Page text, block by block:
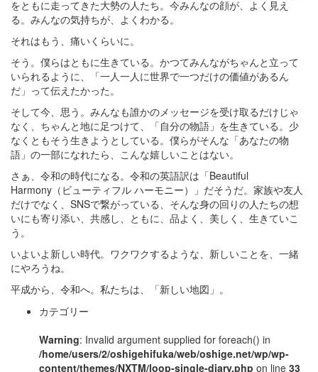
をともに走ってきた大勢の人たち。今みんなの顔が、よく見え
る。みんなの気持ちが、よくわかる。
それはもう、痛いくらいに。
そう。僕らはともに生きている。かつてみんながちゃんと立って
いられるように、「一人一人に世界で一つだけの価値があるん
だ」って伝えたかった。
そして今、思う。みんなも誰かのメッセージを受け取るだけじゃ
なく、ちゃんと地に足つけて、「自分の物語」を生きている。少
なくともそう生きようとしている。僕らがそんな「あなたの物
語」の一部になれたら、こんな嬉しいことはない。
さぁ、令和の時代になる。令和の英語訳は「Beautiful
Harmony（ビューティフル ハーモニー）」だそうだ。家族や友人
だけでなく、SNSで繋がっている、そんな身の回りの人たちの想
いにも寄り添い、共感し、ともに、品よく、美しく、生きていこ
う。
いよいよ新しい時代。ワクワクするような、新しいことを、一緒
にやろうね。
平成から、令和へ。私たちは、「新しい地図」。
カテゴリー
Warning: Invalid argument supplied for foreach() in
/home/users/2/oshigehifuka/web/oshige.net/wp/wp-
content/themes/NXTM/loop-single-diary.php on line 33